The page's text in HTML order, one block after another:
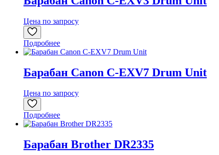
Цена по запросу
Подробнее
Барабан Canon C-EXV7 Drum Unit
Цена по запросу
Подробнее
Барабан Brother DR2335